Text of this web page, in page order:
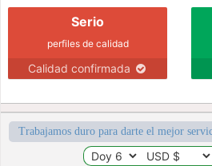
Serio
perfiles de calidad
Calidad confirmada
Trabajamos duro para darte el mejor